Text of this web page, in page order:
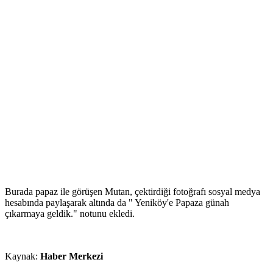
Burada papaz ile görüşen Mutan, çektirdiği fotoğrafı sosyal medya
hesabında paylaşarak altında da " Yeniköy'e Papaza günah
çıkarmaya geldik." notunu ekledi.
Kaynak: Haber Merkezi